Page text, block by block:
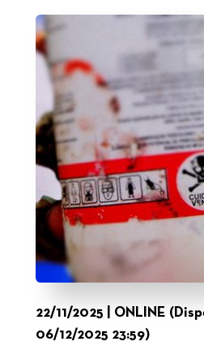
22/11/2025 | ONLINE
06/12/2025 23:59)